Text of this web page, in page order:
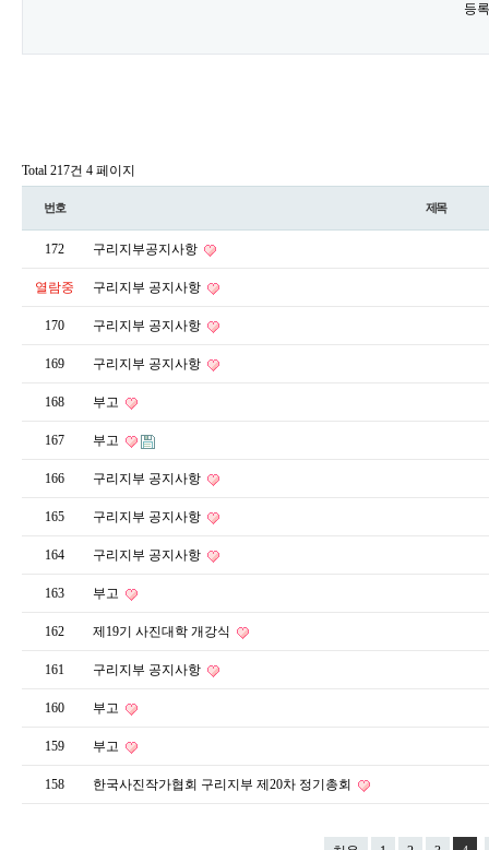
등
Total 217건 4 페이지
번호 제목
172 구리지부공지사항
열람중 구리지부 공지사항
170 구리지부 공지사항
169 구리지부 공지사항
168 부고
167 부고
166 구리지부 공지사항
165 구리지부 공지사항
164 구리지부 공지사항
163 부고
162 제19기 사진대학 개강식
161 구리지부 공지사항
160 부고
159 부고
158 한국사진작가협회 구리지부 제20차 정기총회